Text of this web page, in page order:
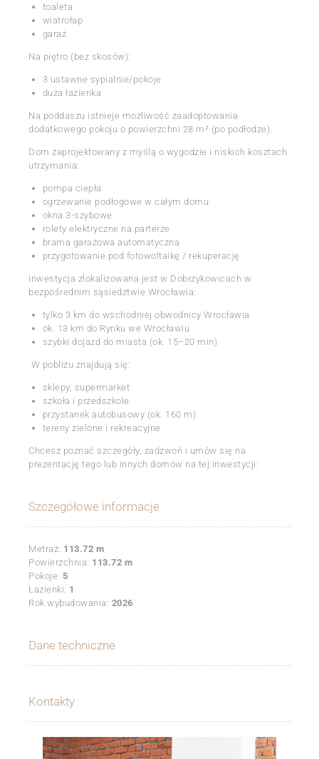
toaleta
wiatrołap
garaż
Na piętro (bez skosów):
3 ustawne sypialnie/pokoje
duża łazienka
Na poddaszu istnieje możliwość zaadoptowania
dodatkowego pokoju o powierzchni 28 m² (po podłodze).
Dom zaprojektowany z myślą o wygodzie i niskich kosztach
utrzymania:
pompa ciepła
ogrzewanie podłogowe w całym domu
okna 3-szybowe
rolety elektryczne na parterze
brama garażowa automatyczna
przygotowanie pod fotowoltaikę / rekuperację
Inwestycja zlokalizowana jest w Dobrzykowicach w
bezpośrednim sąsiedztwie Wrocławia:
tylko 3 km do wschodniej obwodnicy Wrocławia
ok. 13 km do Rynku we Wrocławiu
szybki dojazd do miasta (ok. 15–20 min)
W pobliżu znajdują się:
sklepy, supermarket
szkoła i przedszkole
przystanek autobusowy (ok. 160 m)
tereny zielone i rekreacyjne
Chcesz poznać szczegóły, zadzwoń i umów się na
prezentację tego lub innych domów na tej inwestycji:
Szczegółowe informacje
Metraż: 113.72 m
Powierzchnia: 113.72 m
Pokoje: 5
Łazienki: 1
Rok wybudowania: 2026
Dane techniczne
Kontakty